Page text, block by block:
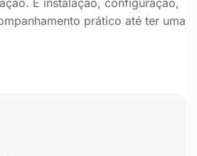
É instalação, configuração,
prático até ter uma